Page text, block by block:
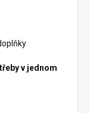
v jednom